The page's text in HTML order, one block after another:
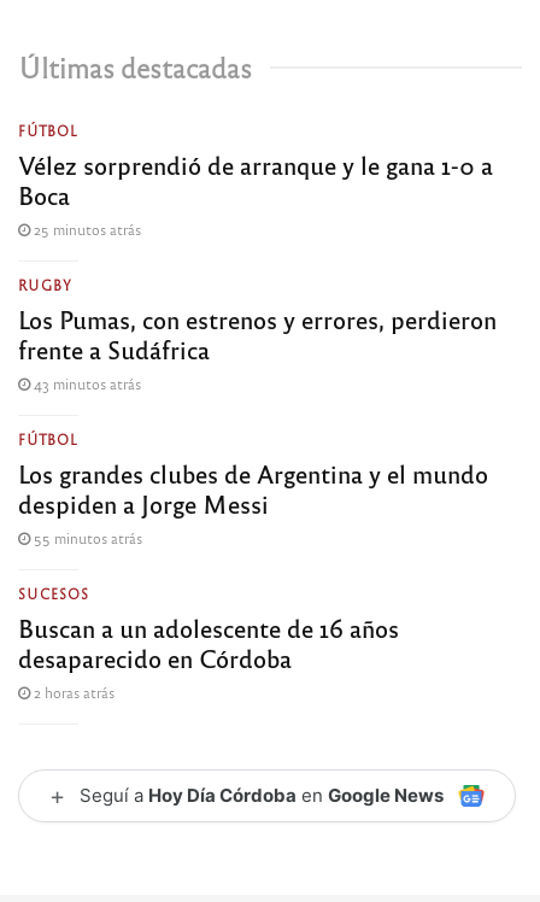
Últimas destacadas
FÚTBOL
Vélez sorprendió de arranque y le gana 1-0 a
Boca
25 minutos atrás
RUGBY
Los Pumas, con estrenos y errores, perdieron
frente a Sudáfrica
43 minutos atrás
FÚTBOL
Los grandes clubes de Argentina y el mundo
despiden a Jorge Messi
55 minutos atrás
SUCESOS
Buscan a un adolescente de 16 años
desaparecido en Córdoba
2 horas atrás
+ Seguí a Hoy Día Córdoba en Google News